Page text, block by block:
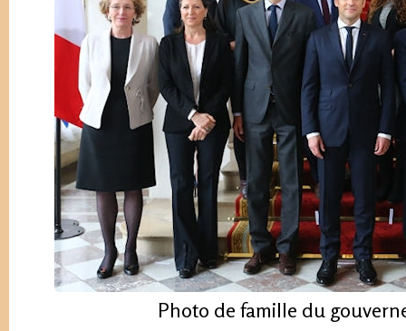
Photo de famille du